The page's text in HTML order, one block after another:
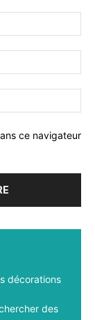
:*
:*
:
ce navigateur
décorations
des